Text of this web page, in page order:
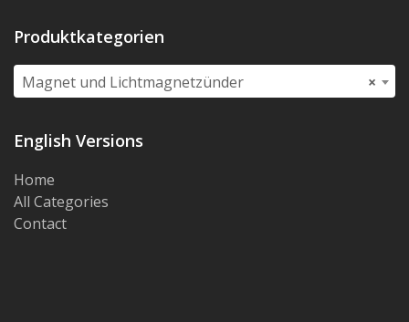
Produktkategorien
×
Magnet und Lichtmagnetzünder
English Versions
Home
All Categories
Contact